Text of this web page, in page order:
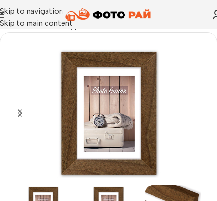
Skip to navigation
Skip to main content
Начало›Рамка за една снимка